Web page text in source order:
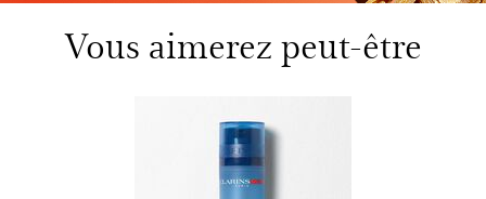
Vous aimerez peut-être